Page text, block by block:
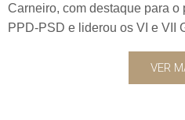
Carneiro, com destaque para
PPD-PSD e liderou os VI e VII
VER